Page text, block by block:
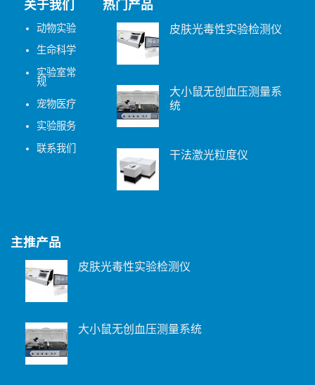
关于我们
动物实验
生命科学
实验室常
规
宠物医疗
实验服务
联系我们
热门产品
皮肤光毒性实验检测仪
大小鼠无创血压测量系
统
干法激光粒度仪
主推产品
皮肤光毒性实验检测仪
大小鼠无创血压测量系统